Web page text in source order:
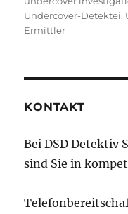
Undercover-Detektei,
Ermittler
KONTAKT
Bei DSD Detektiv
sind Sie in